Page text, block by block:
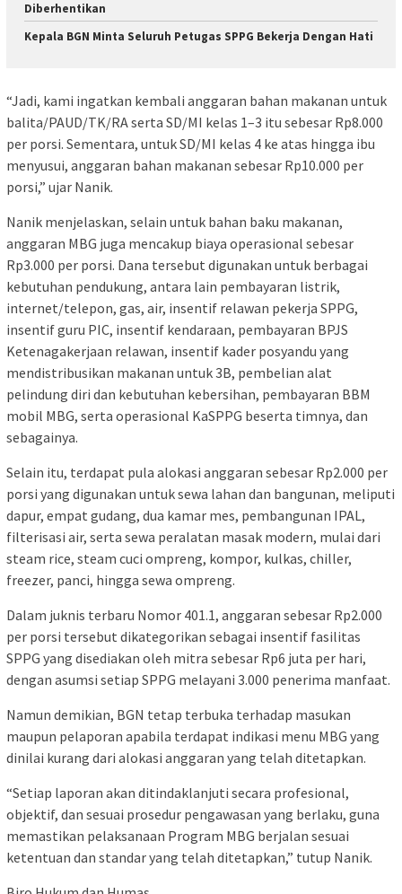
Diberhentikan
Kepala BGN Minta Seluruh Petugas SPPG Bekerja Dengan Hati
“Jadi, kami ingatkan kembali anggaran bahan makanan untuk
balita/PAUD/TK/RA serta SD/MI kelas 1–3 itu sebesar Rp8.000
per porsi. Sementara, untuk SD/MI kelas 4 ke atas hingga ibu
menyusui, anggaran bahan makanan sebesar Rp10.000 per
porsi,” ujar Nanik.
Nanik menjelaskan, selain untuk bahan baku makanan,
anggaran MBG juga mencakup biaya operasional sebesar
Rp3.000 per porsi. Dana tersebut digunakan untuk berbagai
kebutuhan pendukung, antara lain pembayaran listrik,
internet/telepon, gas, air, insentif relawan pekerja SPPG,
insentif guru PIC, insentif kendaraan, pembayaran BPJS
Ketenagakerjaan relawan, insentif kader posyandu yang
mendistribusikan makanan untuk 3B, pembelian alat
pelindung diri dan kebutuhan kebersihan, pembayaran BBM
mobil MBG, serta operasional KaSPPG beserta timnya, dan
sebagainya.
Selain itu, terdapat pula alokasi anggaran sebesar Rp2.000 per
porsi yang digunakan untuk sewa lahan dan bangunan, meliputi
dapur, empat gudang, dua kamar mes, pembangunan IPAL,
filterisasi air, serta sewa peralatan masak modern, mulai dari
steam rice, steam cuci ompreng, kompor, kulkas, chiller,
freezer, panci, hingga sewa ompreng.
Dalam juknis terbaru Nomor 401.1, anggaran sebesar Rp2.000
per porsi tersebut dikategorikan sebagai insentif fasilitas
SPPG yang disediakan oleh mitra sebesar Rp6 juta per hari,
dengan asumsi setiap SPPG melayani 3.000 penerima manfaat.
Namun demikian, BGN tetap terbuka terhadap masukan
maupun pelaporan apabila terdapat indikasi menu MBG yang
dinilai kurang dari alokasi anggaran yang telah ditetapkan.
“Setiap laporan akan ditindaklanjuti secara profesional,
objektif, dan sesuai prosedur pengawasan yang berlaku, guna
memastikan pelaksanaan Program MBG berjalan sesuai
ketentuan dan standar yang telah ditetapkan,” tutup Nanik.